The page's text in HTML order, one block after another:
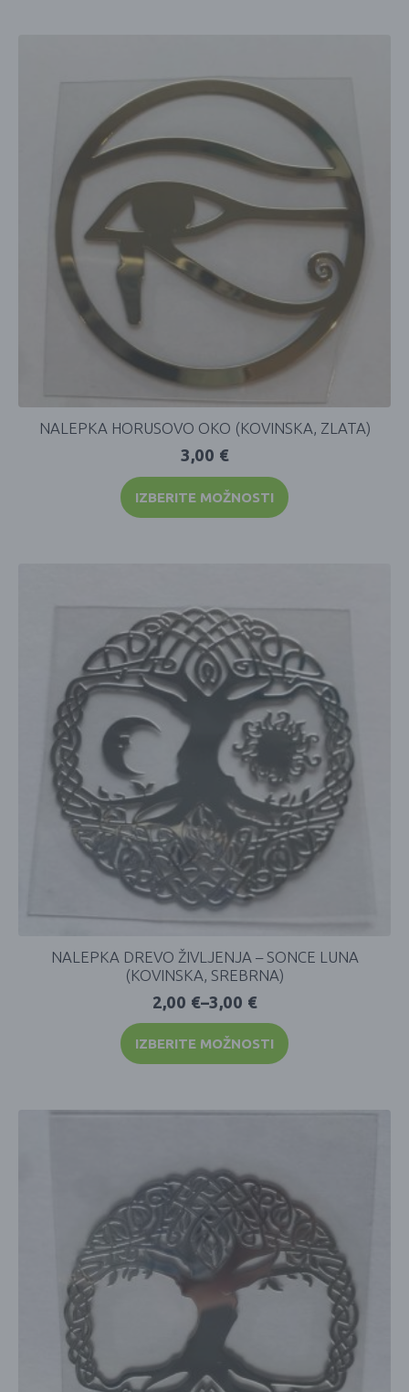
NALEPKA HORUSOVO OKO (KOVINSKA, ZLATA)
3,00 €
IZBERITE MOŽNOSTI
NALEPKA DREVO ŽIVLJENJA – SONCE LUNA
(KOVINSKA, SREBRNA)
2,00 €–3,00 €
IZBERITE MOŽNOSTI